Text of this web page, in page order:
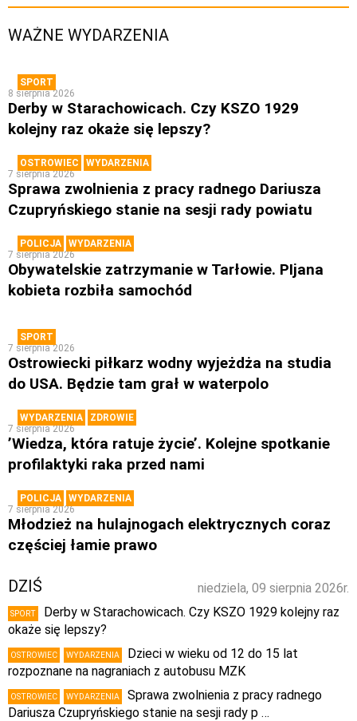
WAŻNE WYDARZENIA
SPORT
8 sierpnia 2026
Derby w Starachowicach. Czy KSZO 1929
kolejny raz okaże się lepszy?
OSTROWIEC
WYDARZENIA
7 sierpnia 2026
Sprawa zwolnienia z pracy radnego Dariusza
Czupryńskiego stanie na sesji rady powiatu
POLICJA
WYDARZENIA
7 sierpnia 2026
Obywatelskie zatrzymanie w Tarłowie. PIjana
kobieta rozbiła samochód
SPORT
7 sierpnia 2026
Ostrowiecki piłkarz wodny wyjeżdża na studia
do USA. Będzie tam grał w waterpolo
WYDARZENIA
ZDROWIE
7 sierpnia 2026
’Wiedza, która ratuje życie’. Kolejne spotkanie
profilaktyki raka przed nami
POLICJA
WYDARZENIA
7 sierpnia 2026
Młodzież na hulajnogach elektrycznych coraz
częściej łamie prawo
niedziela, 09 sierpnia 2026r.
DZIŚ
SPORT
Derby w Starachowicach. Czy KSZO 1929 kolejny raz
okaże się lepszy?
OSTROWIEC WYDARZENIA
Dzieci w wieku od 12 do 15 lat
rozpoznane na nagraniach z autobusu MZK
OSTROWIEC WYDARZENIA
Sprawa zwolnienia z pracy radnego
Dariusza Czupryńskiego stanie na sesji rady p …